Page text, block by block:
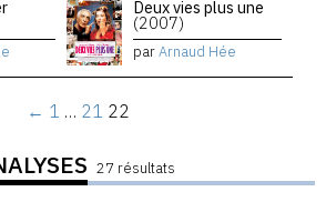
Deux vies plus une
(2007)
parArnaud Hée
← 1 … 21 22
27 résultats